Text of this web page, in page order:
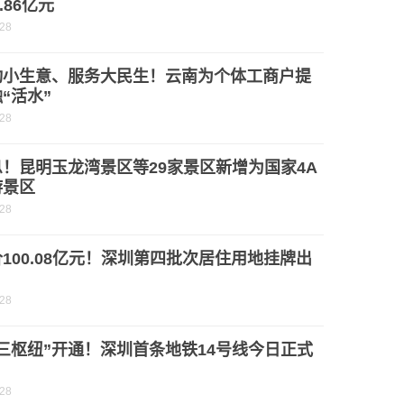
亿元
小生意、服务大民生！云南为个体工商户提
活水”
昆明玉龙湾景区等29家景区新增为国家4A
区
亿元！深圳第四批次居住用地挂牌出
枢纽”开通！深圳首条地铁14号线今日正式